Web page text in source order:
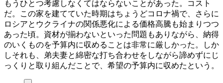
もうひとつ考慮しなくてはならないことがあった。コスト
だ。この家を建てていた時期はちょうどコロナ禍で、さらに
ロシアとウクライナの関係悪化による価格高騰も始まりつつ
あった頃。資材が揃わないといった問題もありながら、納得
のいくものを予算内に収めることは非常に厳しかった。しか
しそれも、弟夫妻と綿密な打ち合わせをしながら諦めずにじ
っくりと取り組んだことで、希望の予算内に収めたという。